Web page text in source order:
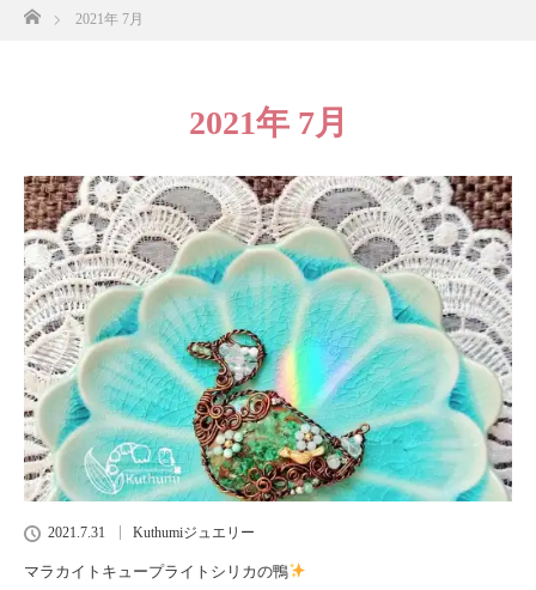
ホーム
2021年 7月
2021年 7月
2021.7.31 Kuthumiジュエリー
マラカイトキュープライトシリカの鴨